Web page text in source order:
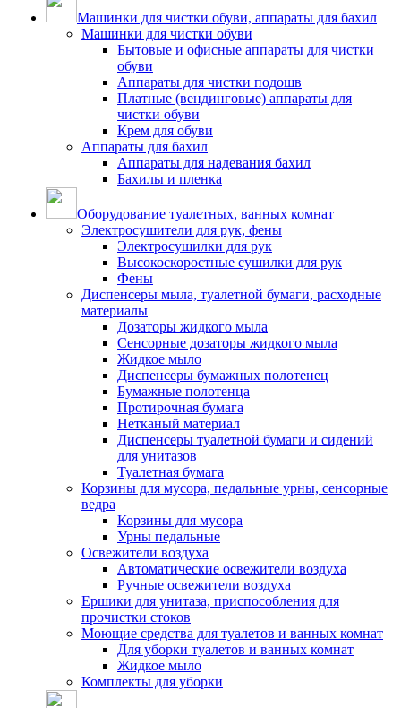
Машинки для чистки обуви, аппараты для бахил
Машинки для чистки обуви
Бытовые и офисные аппараты для чистки
обуви
Аппараты для чистки подошв
Платные (вендинговые) аппараты для
чистки обуви
Крем для обуви
Аппараты для бахил
Аппараты для надевания бахил
Бахилы и пленка
Оборудование туалетных, ванных комнат
Электросушители для рук, фены
Электросушилки для рук
Высокоскоростные сушилки для рук
Фены
Диспенсеры мыла, туалетной бумаги, расходные
материалы
Дозаторы жидкого мыла
Сенсорные дозаторы жидкого мыла
Жидкое мыло
Диспенсеры бумажных полотенец
Бумажные полотенца
Протирочная бумага
Нетканый материал
Диспенсеры туалетной бумаги и сидений
для унитазов
Туалетная бумага
Корзины для мусора, педальные урны, сенсорные
ведра
Корзины для мусора
Урны педальные
Освежители воздуха
Автоматические освежители воздуха
Ручные освежители воздуха
Ершики для унитаза, приспособления для
прочистки стоков
Моющие средства для туалетов и ванных комнат
Для уборки туалетов и ванных комнат
Жидкое мыло
Комплекты для уборки